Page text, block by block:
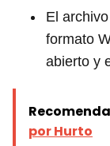
El
formato
abierto y
por Hurto